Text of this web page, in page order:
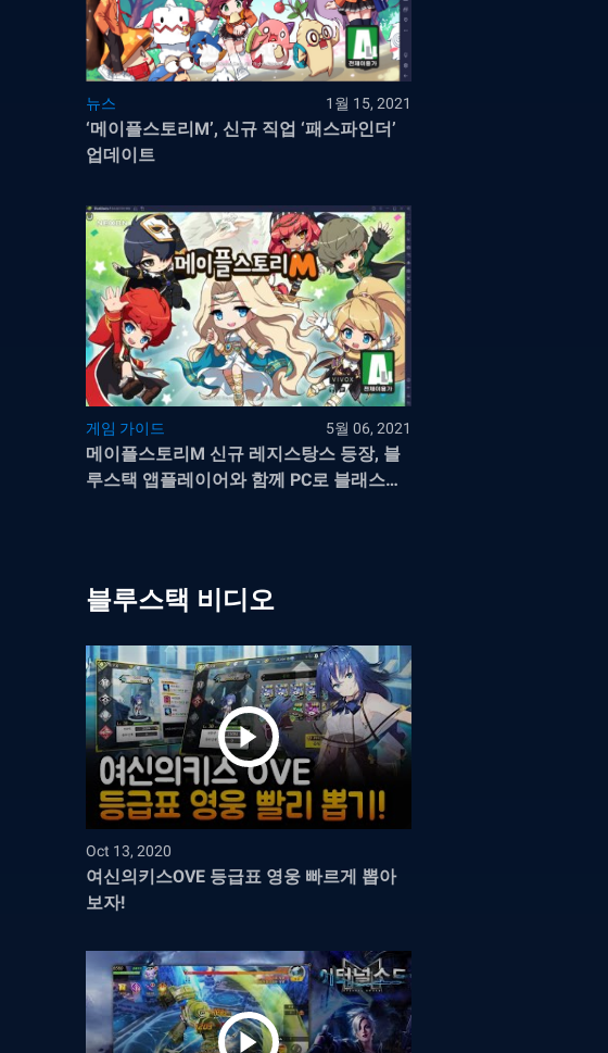
뉴스 1월 15, 2021
‘메이플스토리M’, 신규 직업 ‘패스파인더’
업데이트
게임 가이드 5월 06, 2021
메이플스토리M 신규 레지스탕스 등장, 블
루스택 앱플레이어와 함께 PC로 블래스터
블루스택 비디오
Oct 13, 2020
여신의키스OVE 등급표 영웅 빠르게 뽑아
보자!